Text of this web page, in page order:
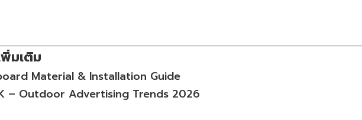
มเติม
Material & Installation Guide
– Outdoor Advertising Trends 2026